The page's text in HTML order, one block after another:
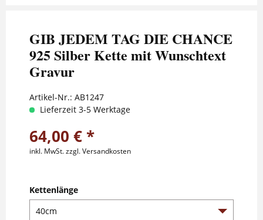
GIB JEDEM TAG DIE CHANCE
925 Silber Kette mit Wunschtext
Gravur
Artikel-Nr.: AB1247
Lieferzeit 3-5 Werktage
64,00 € *
inkl. MwSt.zzgl. Versandkosten
Kettenlänge